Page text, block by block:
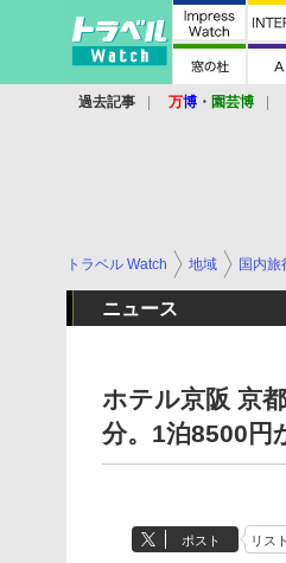
過去記事 万博 ・ 園芸博
トラベル Watch 地域 国内旅
ニュース
ホテル京阪 京
分。1泊8500円
ポスト リスト